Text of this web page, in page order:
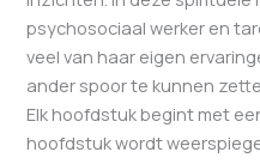
psychosociaal werker en
veel van haar eigen
ander spoor te kunnen
Elk hoofdstuk begint met
hoofdstuk wordt